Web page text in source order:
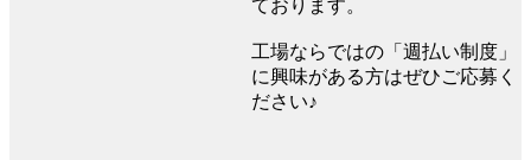
ております。
工場ならではの「週払い制度」
に興味がある方はぜひご応募く
ださい♪